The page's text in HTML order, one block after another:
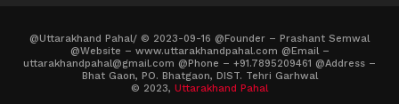
@Uttarakhand Pahal/ © 2023-09-16 @Founder – Prashant Semwal
@Website – www.uttarakhandpahal.com @Email –
uttarakhandpahal@gmail.com @Phone – +91.7895209461 @Address –
Bhat Gaon, PO. Bhatgaon, DIST. Tehri Garhwal
© 2023, Uttarakhand Pahal